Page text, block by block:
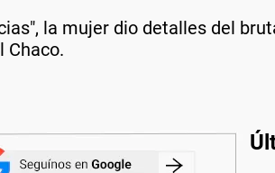
la mujer dio detalles del
Chaco.